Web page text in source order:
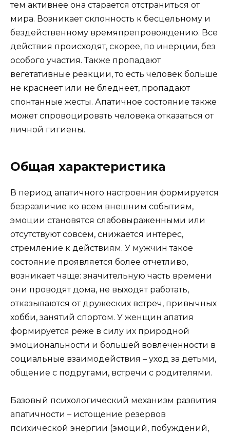
тем активнее она старается отстраниться от
мира. Возникает склонность к бесцельному и
бездейственному времяпрепровождению. Все
действия происходят, скорее, по инерции, без
особого участия. Также пропадают
вегетативные реакции, то есть человек больше
не краснеет или не бледнеет, пропадают
спонтанные жесты. Апатичное состояние также
может спровоцировать человека отказаться от
личной гигиены.
Общая характеристика
В период апатичного настроения формируется
безразличие ко всем внешним событиям,
эмоции становятся слабовыраженными или
отсутствуют совсем, снижается интерес,
стремление к действиям. У мужчин такое
состояние проявляется более отчетливо,
возникает чаще: значительную часть времени
они проводят дома, не выходят работать,
отказываются от дружеских встреч, привычных
хобби, занятий спортом. У женщин апатия
формируется реже в силу их природной
эмоциональности и большей вовлеченности в
социальные взаимодействия – уход за детьми,
общение с подругами, встречи с родителями.
Базовый психологический механизм развития
апатичности – истощение резервов
психической энергии (эмоций, побуждений,